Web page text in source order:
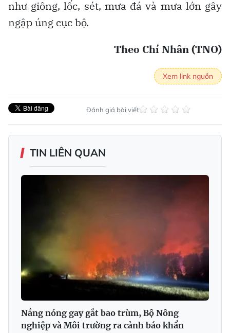
như giông, lốc, sét, mưa đá và mưa lớn gây
ngập úng cục bộ.
Theo Chí Nhân (TNO)
Xem link nguồn
Đánh giá bài viết
TIN LIÊN QUAN
Nắng nóng gay gắt bao trùm, Bộ Nông
nghiệp và Môi trường ra cảnh báo khẩn